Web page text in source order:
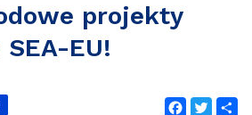
projekty
EU!